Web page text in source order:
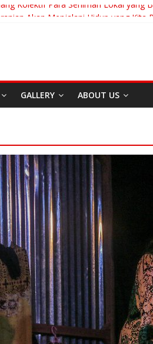
Kolektif Para Seniman Lokal yang
Dari Zagreb Untuk Bandung
GALLERY ABOUT US